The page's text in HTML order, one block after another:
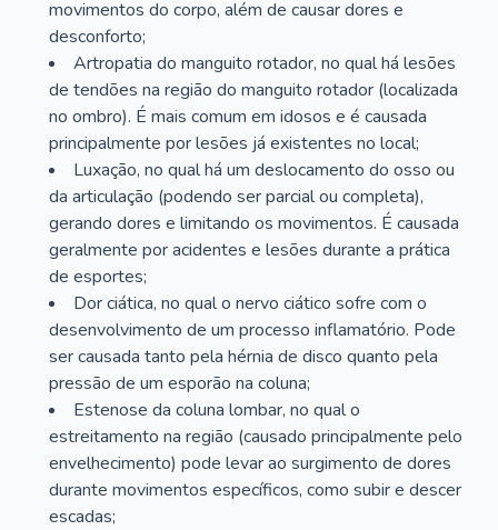
movimentos do corpo, além de causar dores e
desconforto;
Artropatia do manguito rotador, no qual há lesões
de tendões na região do manguito rotador (localizada
no ombro). É mais comum em idosos e é causada
principalmente por lesões já existentes no local;
Luxação, no qual há um deslocamento do osso ou
da articulação (podendo ser parcial ou completa),
gerando dores e limitando os movimentos. É causada
geralmente por acidentes e lesões durante a prática
de esportes;
Dor ciática, no qual o nervo ciático sofre com o
desenvolvimento de um processo inflamatório. Pode
ser causada tanto pela hérnia de disco quanto pela
pressão de um esporão na coluna;
Estenose da coluna lombar, no qual o
estreitamento na região (causado principalmente pelo
envelhecimento) pode levar ao surgimento de dores
durante movimentos específicos, como subir e descer
escadas;